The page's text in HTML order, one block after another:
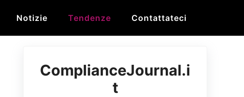
Notizie Tendenze Contattateci
ComplianceJournal.i
t